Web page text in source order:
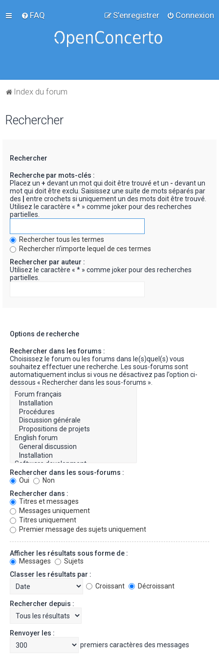
FAQ Connexion
S’enregistrer
Index du forum
Rechercher
Rechercher
Recherche par mots-clés :
Placez un + devant un mot qui doit être trouvé et un - devant un
mot qui doit être exclu. Saisissez une suite de mots séparés par
des
entre crochets si uniquement un des mots doit être trouvé.
Utilisez le caractère « * » comme joker pour des recherches
partielles.
Rechercher tous les termes
Rechercher n’importe lequel de ces termes
Rechercher par auteur :
Utilisez le caractère « * » comme joker pour des recherches
partielles.
Options de recherche
Rechercher dans les forums :
Choisissez le forum ou les forums dans le(s)quel(s) vous
souhaitez effectuer une recherche. Les sous-forums sont
automatiquement inclus si vous ne désactivez pas l’option ci-
dessous « Rechercher dans les sous-forums ».
Rechercher dans les sous-forums :
Oui
Non
Rechercher dans :
Titres et messages
Messages uniquement
Titres uniquement
Premier message des sujets uniquement
Afficher les résultats sous forme de :
Messages
Sujets
Classer les résultats par :
Croissant
Décroissant
Rechercher depuis :
Renvoyer les :
premiers caractères des messages